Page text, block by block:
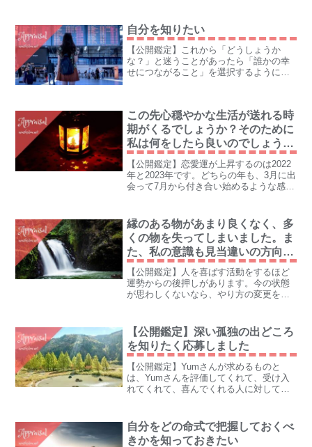
自分を知りたい
【公開鑑定】これから「どうしょうか
な？」と迷うことがあったら「誰かの幸
せにつながること」を選択するようにし
この先心穏やかな生活が送れる時
期がくるでしょうか？そのために
私は何をしたら良いのでしょう
か？また現時点で予定はまったく
ありませんが、私は再婚に向いて
いるでしょうか？
【公開鑑定】恋愛運が上昇するのは2022
年と2023年です。どちらの年も、3月に出
会って7月から付き合い始めるような感じ
縁のある物があまり良くなく、多
くの物を失ってしまいました。ま
た、私の意識も見当違いの方向を
向いているのか、報われない事が
多くて怖いくらい
【公開鑑定】人を喜ばす活動をするほど
運勢からの後押しがあります。今の状態
が思わしくないなら、やり方の変更を求
【公開鑑定】深い孤独の出どころ
を知りたく応募しました
【公開鑑定】Yumさんが求めるものと
は、Yumさんを評価してくれて、受け入
れてくれて、喜んでくれる人に対して、
自分をどの命式で把握しておくべ
きかを知っておきたい